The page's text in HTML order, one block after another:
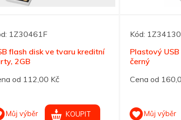
1Z30461F
flash disk ve tvaru kreditní
2GB
od 112,00 Kč
Můj výběr KOUPIT
Kód:
Plastový
černý
Cena od
Můj výběr